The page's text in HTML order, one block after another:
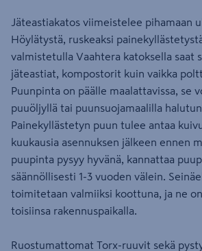
Jäteastiakatos viimeistelee pihamaan
Höylätystä, ruskeaksi
valmistetulla Vaahtera katoksella saat
jäteastiat, kompostorit kuin vaikka
Puunpinta on päälle maalattavissa, se
puuöljyllä tai puunsuojamaalilla halutun
Painekyllästetyn puun tulee antaa
kuukausia asennuksen jälkeen ennen
puupinta pysyy hyvänä, kannattaa
säännöllisesti 1-3 vuoden välein.
toimitetaan valmiiksi koottuna, ja ne
toisiinsa rakennuspaikalla.
Ruostumattomat Torx-ruuvit sekä